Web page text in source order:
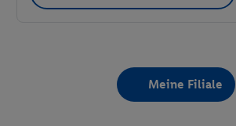
Meine Filiale